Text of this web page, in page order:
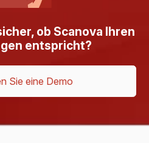
ob Scanova Ihren
entspricht?
Sie eine Demo